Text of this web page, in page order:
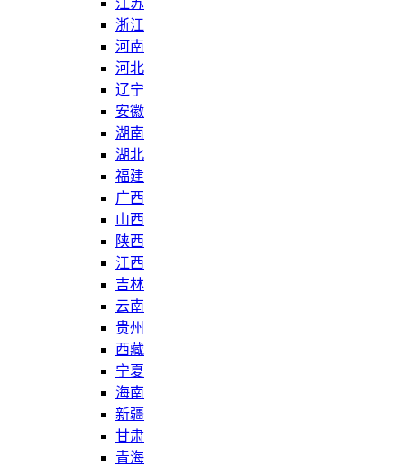
江苏
浙江
河南
河北
辽宁
安徽
湖南
湖北
福建
广西
山西
陕西
江西
吉林
云南
贵州
西藏
宁夏
海南
新疆
甘肃
青海